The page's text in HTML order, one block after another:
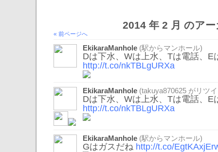
2014 年 2 月 のア
« 前ページへ
EkikaraManhole (駅からマンホール)
Dは下水、Wは上水、Tは電話、E
http://t.co/nkTBLgURXa
EkikaraManhole (takuya870625 がリツ
Dは下水、Wは上水、Tは電話、E
http://t.co/nkTBLgURXa
EkikaraManhole (駅からマンホール)
Gはガスだね http://t.co/